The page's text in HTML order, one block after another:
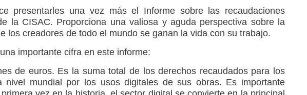
presentarles una vez más el Informe sobre las recaudaciones
la CISAC. Proporciona una valiosa y aguda perspectiva sobre la
los creadores de todo el mundo se ganan la vida con su trabajo.
importante cifra en este informe:
de euros. Es la suma total de los derechos recaudados para los
nivel mundial por los usos digitales de sus obras. Es importante